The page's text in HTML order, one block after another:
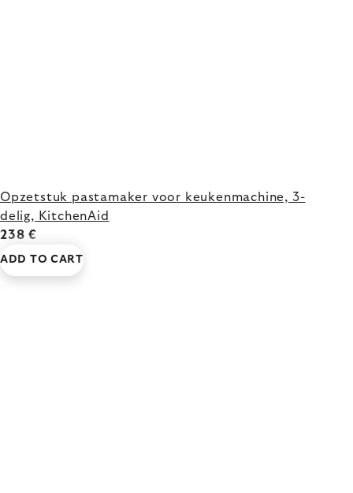
Opzetstuk pastamaker voor keukenmachine, 3-
delig, KitchenAid
238 €
ADD TO CART